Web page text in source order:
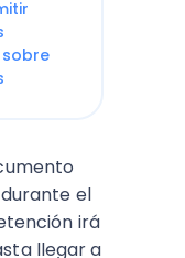
el
irá
llegar a